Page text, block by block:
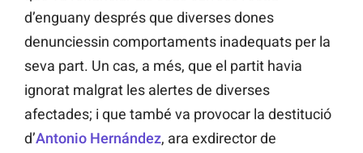
d’enguany després que diverses dones
denunciessin comportaments inadequats per la
seva part. Un cas, a més, que el partit havia
ignorat malgrat les alertes de diverses
afectades; i que també va provocar la destitució
d’Antonio Hernández, ara exdirector de